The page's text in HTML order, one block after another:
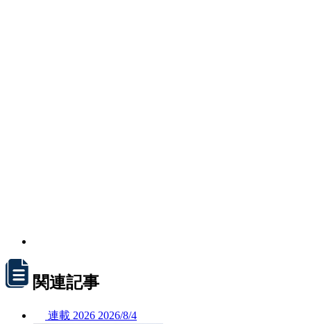
関連記事
連載 2026 2026/8/4